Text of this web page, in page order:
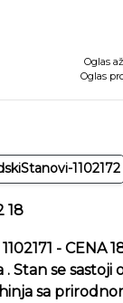
Oglas
Oglas
1102172
18
- CENA
. Stan se sastoji
sa